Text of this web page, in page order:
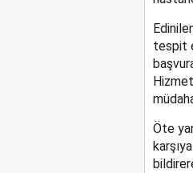
tespit
Öte